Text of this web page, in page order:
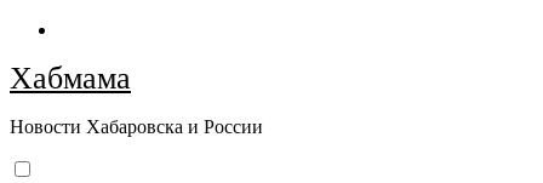
Перейти
содержимому
Хабмама
Новости Хабаровска и России